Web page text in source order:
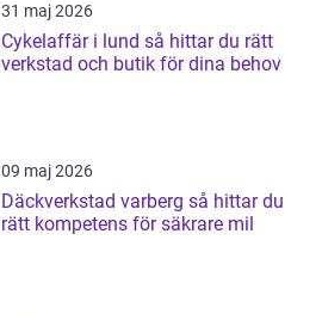
31 maj 2026
Cykelaffär i lund så hittar du rätt
verkstad och butik för dina behov
09 maj 2026
Däckverkstad varberg så hittar du
rätt kompetens för säkrare mil